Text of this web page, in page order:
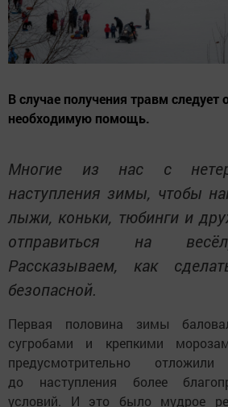
В случае получения травм следует
необходимую помощь.
Многие из нас с
наступления зимы, чтобы
лыжи, коньки, тюбинги и
отправиться на
Рассказываем, как
безопасной.
Первая половина зимы
сугробами и крепкими
предусмотрительно
до наступления более
условий. И это было мудрое